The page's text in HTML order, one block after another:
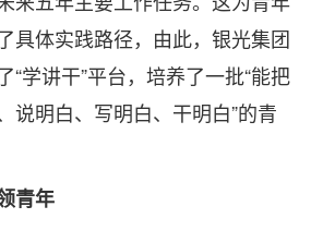
具体实践路径，由此，银光集团
“学讲干”平台，培养了一批“能把
说明白、写明白、干明白”的青
青年